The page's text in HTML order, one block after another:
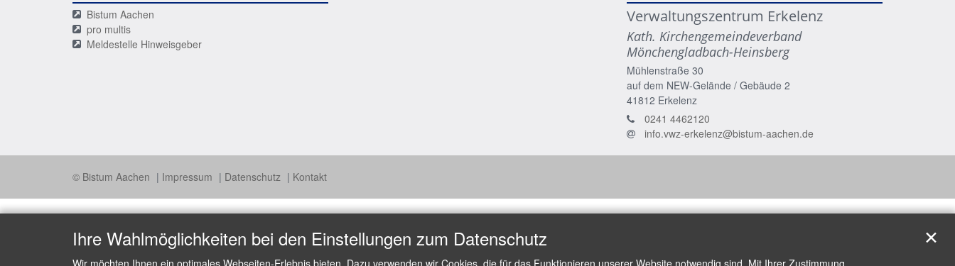
Bistum Aachen
pro multis
Meldestelle Hinweisgeber
Verwaltungszentrum Erkelenz
Kath. Kirchengemeindeverband
Mönchengladbach-Heinsberg
Mühlenstraße 30
auf dem NEW-Gelände / Gebäude 2
41812 Erkelenz
0241 4462120
info.vwz-erkelenz@bistum-aachen.de
© Bistum Aachen Impressum Datenschutz Kontakt
Ihre Wahlmöglichkeiten bei den Einstellungen zum Datenschutz
Wir möchten Ihnen ein optimales Webseiten-Erlebnis bieten. Dazu verwenden wir Cookies, die für das Funktionieren unserer Website notwendig sind. Mit Ihrer Zustimmung
✕